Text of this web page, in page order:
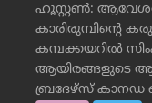
ഹൂസ്റ്റണ്‍:
കാരിരുമ്പിന്റെ
കമ്പക്കയറില്‍
ആയിരങ്ങളുടെ
ബ്രദേഴ്‌സ് കാനഡ